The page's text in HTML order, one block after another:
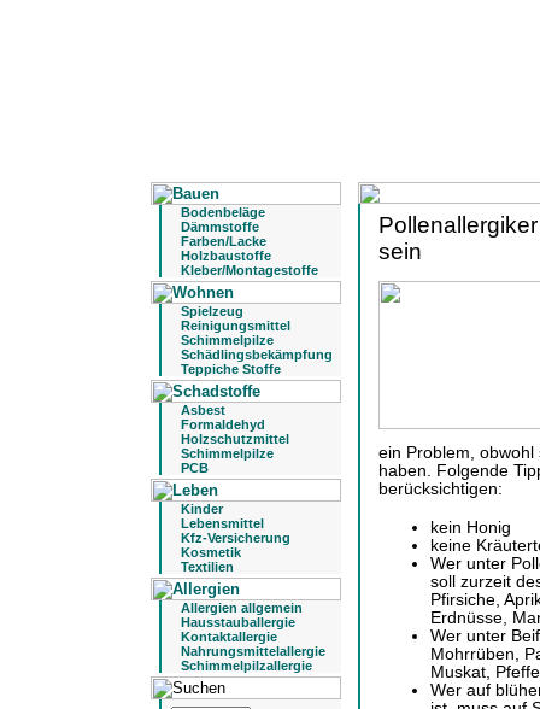
Bodenbeläge
Dämmstoffe
Farben/Lacke
Holzbaustoffe
Kleber/Montagestoffe
Spielzeug
Reinigungsmittel
Schimmelpilze
Schädlingsbekämpfung
Teppiche Stoffe
Asbest
Formaldehyd
Holzschutzmittel
Schimmelpilze
PCB
Kinder
Lebensmittel
Kfz-Versicherung
Kosmetik
Textilien
Allergien allgemein
Hausstauballergie
Kontaktallergie
Nahrungsmittelallergie
Schimmelpilzallergie
sein
ein Problem, obwohl
haben. Folgende
berücksichtigen:
kein Honig
keine
Wer unter
soll zurzeit
Pfirsiche,
Erdnüsse,
Wer unter
Mohrrüben,
Muskat,
Wer auf